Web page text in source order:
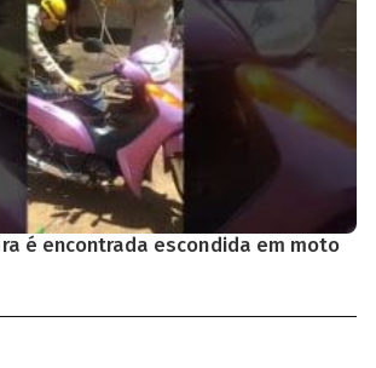
é encontrada escondida em moto